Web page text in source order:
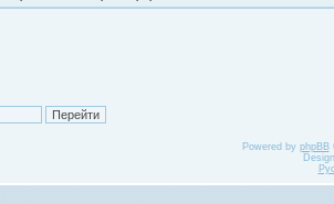
Powered by phpBB